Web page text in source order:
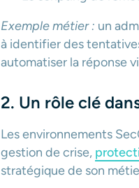
Exemple métier : un
à identifier des
automatiser la réponse
2. Un rôle clé
Les environnements
gestion de crise,
stratégique de son